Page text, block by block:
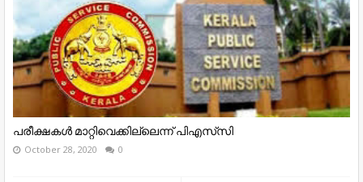
പരീക്ഷകൾ മാറ്റിവെക്കില്ലെന്ന് പിഎസ്‍സി
October 28, 2020 0